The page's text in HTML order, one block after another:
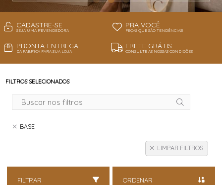
CADASTRE-SE
SEJA UMA REVENDEDORA
PRA VOCÊ
PEÇAS QUE SÃO TENDÊNCIAS!
PRONTA-ENTREGA
DA FÁBRICA PARA SUA LOJA
FRETE GRÁTIS
CONSULTE AS NOSSAS CONDIÇÕES
FILTROS SELECIONADOS
BASE
LIMPAR FILTROS
FILTRAR ORDENAR